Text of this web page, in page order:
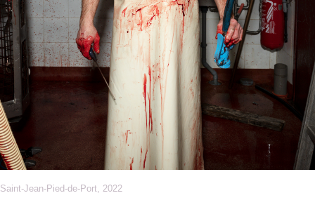
Saint-Jean-Pied-de-Port, 2022